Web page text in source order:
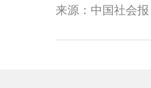
来源：中国社会报